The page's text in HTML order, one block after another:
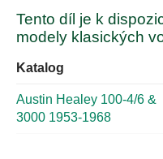
Tento díl je k
modely klasických
Katalog
Austin Healey 100-4/6 &
3000 1953-1968